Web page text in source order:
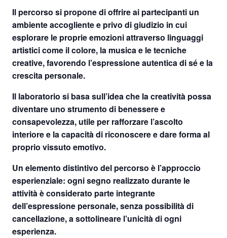
Il percorso si propone di offrire ai partecipanti un
ambiente accogliente e privo di giudizio in cui
esplorare le proprie emozioni attraverso linguaggi
artistici come il colore, la musica e le tecniche
creative, favorendo l’espressione autentica di sé e la
crescita personale.
Il laboratorio si basa sull’idea che la creatività possa
diventare uno strumento di benessere e
consapevolezza, utile per rafforzare l’ascolto
interiore e la capacità di riconoscere e dare forma al
proprio vissuto emotivo.
Un elemento distintivo del percorso è l’approccio
esperienziale: ogni segno realizzato durante le
attività è considerato parte integrante
dell’espressione personale, senza possibilità di
cancellazione, a sottolineare l’unicità di ogni
esperienza.